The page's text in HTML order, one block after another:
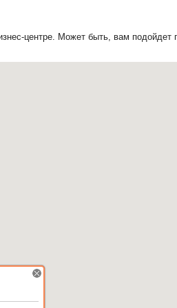
центре. Может быть, вам подойдет